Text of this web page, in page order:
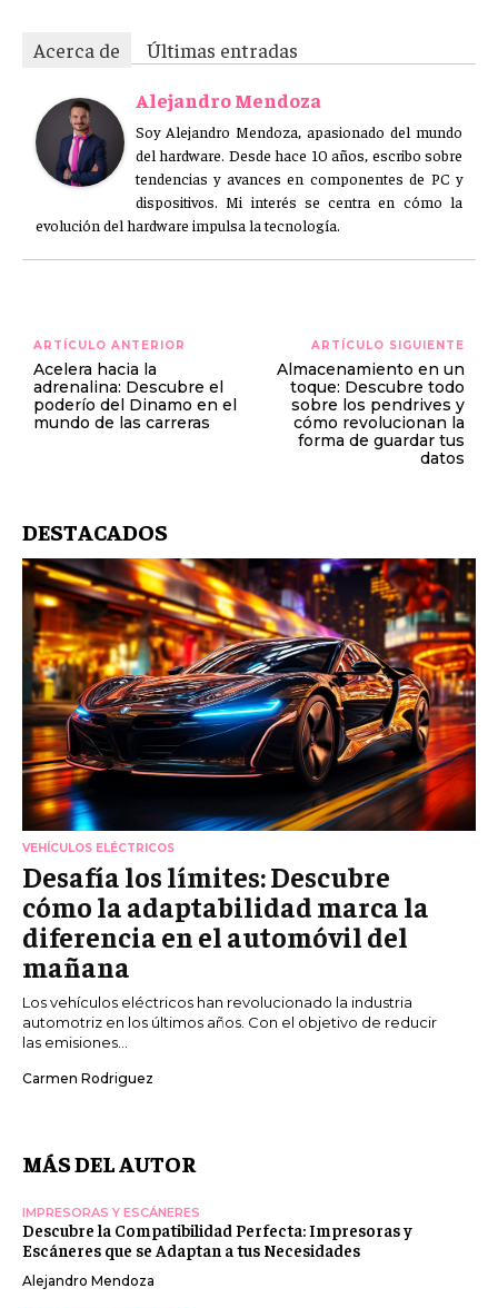
Acerca de
Últimas entradas
Alejandro Mendoza
Soy Alejandro Mendoza, apasionado del mundo
del hardware. Desde hace 10 años, escribo sobre
tendencias y avances en componentes de PC y
dispositivos. Mi interés se centra en cómo la
evolución del hardware impulsa la tecnología.
ARTÍCULO ANTERIOR
Acelera hacia la
adrenalina: Descubre el
poderío del Dinamo en el
mundo de las carreras
ARTÍCULO SIGUIENTE
Almacenamiento en un
toque: Descubre todo
sobre los pendrives y
cómo revolucionan la
forma de guardar tus
datos
DESTACADOS
VEHÍCULOS ELÉCTRICOS
Desafía los límites: Descubre
cómo la adaptabilidad marca la
diferencia en el automóvil del
mañana
Los vehículos eléctricos han revolucionado la industria
automotriz en los últimos años. Con el objetivo de reducir
las emisiones...
Carmen Rodriguez
MÁS DEL AUTOR
IMPRESORAS Y ESCÁNERES
Descubre la Compatibilidad Perfecta: Impresoras y
Escáneres que se Adaptan a tus Necesidades
Alejandro Mendoza